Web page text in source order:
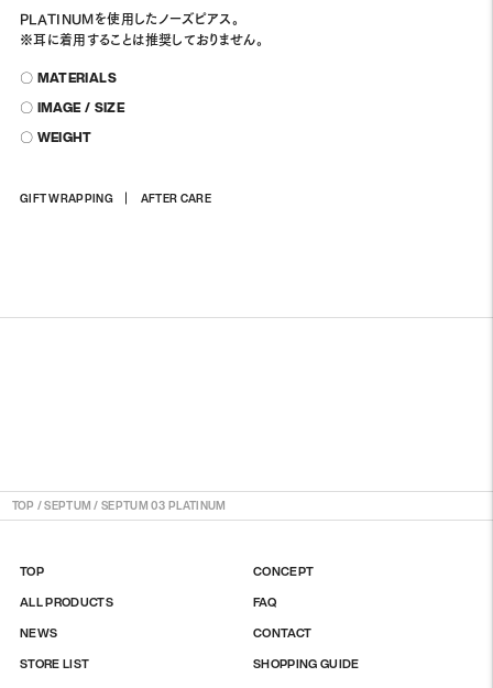
PLATINUMを使用したノーズピアス。
※耳に着用することは推奨しておりません。
〇 MATERIALS
〇 IMAGE / SIZE
〇 WEIGHT
GIFT WRAPPING AFTER CARE
商
TOP /SEPTUM /SEPTUM 03 PLATINUM
TOP
ALL PRODUCTS
NEWS
STORE LIST
CONCEPT
FAQ
CONTACT
SHOPPING GUIDE